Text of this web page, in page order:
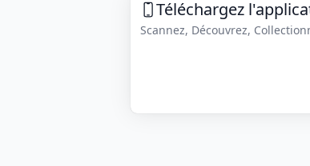
Téléchargez
Scannez, Découvrez,